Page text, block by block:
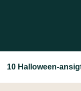
10 Halloween-